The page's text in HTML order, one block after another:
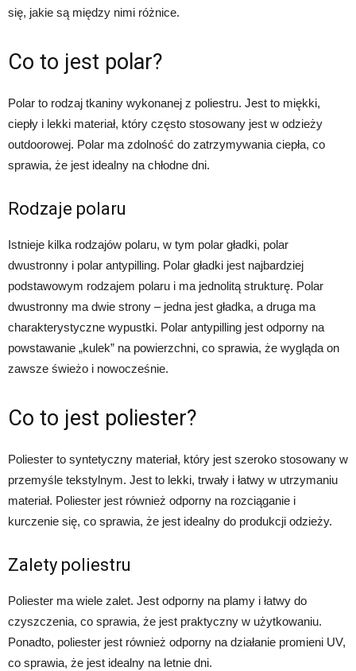
się, jakie są między nimi różnice.
Co to jest polar?
Polar to rodzaj tkaniny wykonanej z poliestru. Jest to miękki,
ciepły i lekki materiał, który często stosowany jest w odzieży
outdoorowej. Polar ma zdolność do zatrzymywania ciepła, co
sprawia, że jest idealny na chłodne dni.
Rodzaje polaru
Istnieje kilka rodzajów polaru, w tym polar gładki, polar
dwustronny i polar antypilling. Polar gładki jest najbardziej
podstawowym rodzajem polaru i ma jednolitą strukturę. Polar
dwustronny ma dwie strony – jedna jest gładka, a druga ma
charakterystyczne wypustki. Polar antypilling jest odporny na
powstawanie „kulek” na powierzchni, co sprawia, że wygląda on
zawsze świeżo i nowocześnie.
Co to jest poliester?
Poliester to syntetyczny materiał, który jest szeroko stosowany w
przemyśle tekstylnym. Jest to lekki, trwały i łatwy w utrzymaniu
materiał. Poliester jest również odporny na rozciąganie i
kurczenie się, co sprawia, że jest idealny do produkcji odzieży.
Zalety poliestru
Poliester ma wiele zalet. Jest odporny na plamy i łatwy do
czyszczenia, co sprawia, że jest praktyczny w użytkowaniu.
Ponadto, poliester jest również odporny na działanie promieni UV,
co sprawia, że jest idealny na letnie dni.